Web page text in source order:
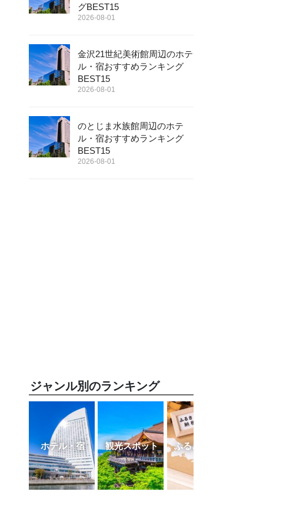
グBEST15
2026-08-01
金沢21世紀美術館周辺のホテ
ル・宿おすすめランキング
BEST15
2026-08-01
のとじま水族館周辺のホテ
ル・宿おすすめランキング
BEST15
2026-08-01
ジャンル別のランキング
ホテル・宿 観光スポット ふるさと納税